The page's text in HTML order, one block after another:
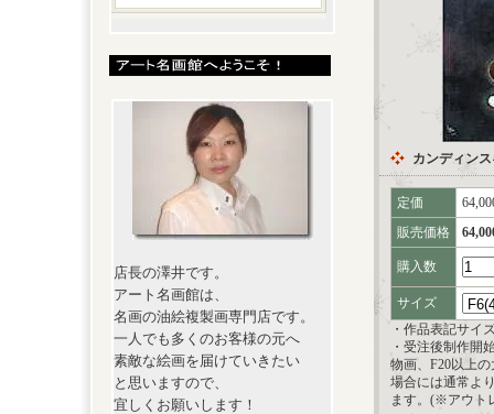
店長の澤井です。
アート名画館は、
名画の油絵複製画専門店です。
一人でも多くのお客様の元へ
素敵な絵画を届けていきたい
と思いますので、
宜しくお願いします！
カンディン
定価
販売価格
購入数
サイズ
・作品表記サイ
・受注後制作開
物画、F20以上
場合には通常よ
ます。(※アウト